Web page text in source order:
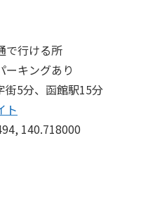
ける所
ングあり
、函館駅15分
ト